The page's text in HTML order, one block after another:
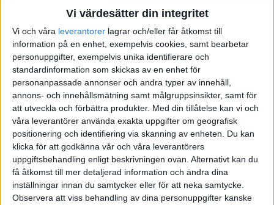
Vi värdesätter din integritet
Vi och våra leverantorer lagrar och/eller får åtkomst till
information på en enhet, exempelvis cookies, samt bearbetar
personuppgifter, exempelvis unika identifierare och
standardinformation som skickas av en enhet för
personanpassade annonser och andra typer av innehåll,
annons- och innehållsmätning samt målgruppsinsikter, samt för
att utveckla och förbättra produkter. Med din tillåtelse kan vi och
våra leverantörer använda exakta uppgifter om geografisk
positionering och identifiering via skanning av enheten. Du kan
klicka för att godkänna vår och våra leverantörers
uppgiftsbehandling enligt beskrivningen ovan. Alternativt kan du
få åtkomst till mer detaljerad information och ändra dina
inställningar innan du samtycker eller för att neka samtycke.
Observera att viss behandling av dina personuppgifter kanske
E.D(Erik D) 7 September 2021 09:13
5
Har kvar mina via bliwa som jag fick av unionen (?) när jag var
anställd. Tydligen kunde inte min bank matcha priset iaf.
JFB(JFB) 7 September 2021 11:36
6